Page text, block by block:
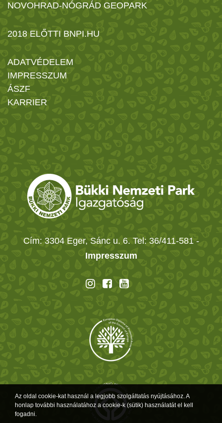
NOVOHRAD-NÓGRÁD GEOPARK
2018 ELŐTTI BNPI.HU
ADATVÉDELEM
IMPRESSZUM
ÁSZF
KARRIER
Cím: 3304 Eger, Sánc u. 6. Tel: 36/411-581 -
Impresszum
Az oldal cookie-kat használ a legjobb szolgáltatás nyújtásához. A
honlap további használatához a cookie-k (sütik) használatát el kell
fogadni.